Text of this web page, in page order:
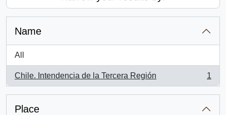
Name
All
Chile. Intendencia de la Tercera Región
, 1 results
1
Place